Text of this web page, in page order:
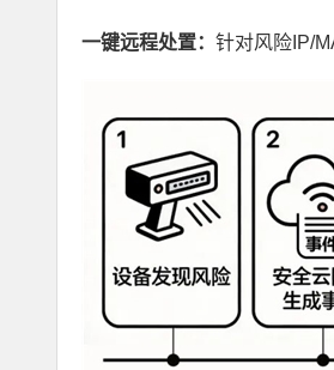
一键远程处置： 针对风险IP/